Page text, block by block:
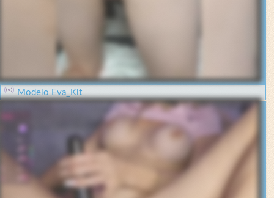
Modelo Eva_Kit